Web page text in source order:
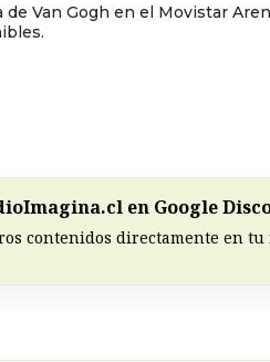
de Van Gogh en el Movistar
en Google
contenidos directamente en tu